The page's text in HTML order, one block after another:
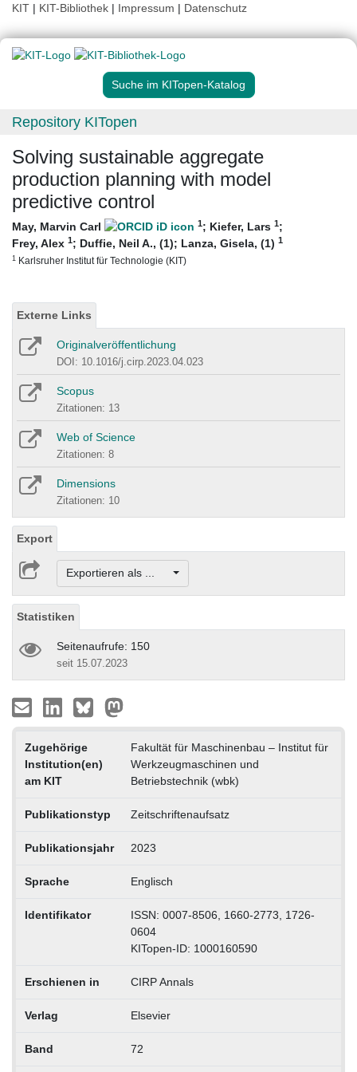
KIT | KIT-Bibliothek | Impressum | Datenschutz
Suche im KITopen-Katalog
Repository KITopen
Solving sustainable aggregate
production planning with model
predictive control
May, Marvin Carl 1; Kiefer, Lars 1;
Frey, Alex 1; Duffie, Neil A., (1); Lanza, Gisela, (1) 1
1 Karlsruher Institut für Technologie (KIT)
Externe Links
Originalveröffentlichung
DOI: 10.1016/j.cirp.2023.04.023
Scopus
Zitationen: 13
Web of Science
Zitationen: 8
Dimensions
Zitationen: 10
Export
Exportieren als ...
Statistiken
Seitenaufrufe: 150
seit 15.07.2023
Zugehörige
Institution(en)
am KIT
Fakultät für Maschinenbau – Institut für
Werkzeugmaschinen und
Betriebstechnik (wbk)
Publikationstyp Zeitschriftenaufsatz
Publikationsjahr 2023
Sprache Englisch
Identifikator
ISSN: 0007-8506, 1660-2773, 1726-
0604
KITopen-ID: 1000160590
Erschienen in CIRP Annals
Verlag Elsevier
Band 72